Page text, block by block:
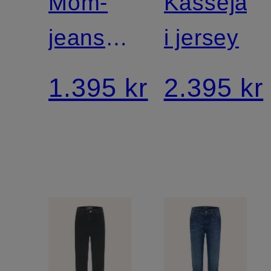
jeans
RENTON
1.395 kr
i jersey
2.395 kr